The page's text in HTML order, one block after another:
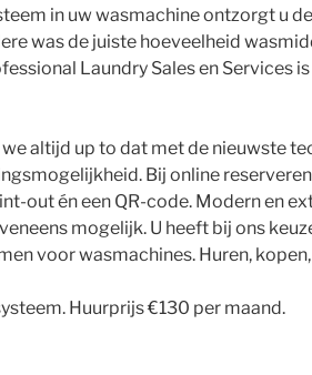
in uw wasmachine ontzorgt u
was de juiste hoeveelheid
Laundry Sales en Services
altijd up to dat met de nieuwste
Bij online
out én een QR-code. Modern en
mogelijk. U heeft bij ons
voor wasmachines. Huren,
Huurprijs €130 per maand.